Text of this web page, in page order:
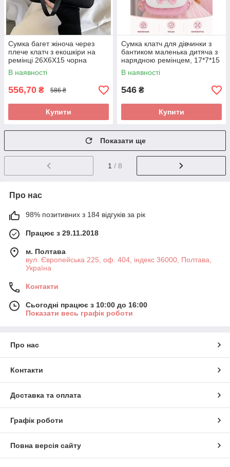
Сумка багет жіноча через
плече клатч з екошкіри на
ремінці 26X6X15 чорна
В наявності
556,70 ₴ 586 ₴
Купити
Сумка клатч для дівчинки з
бантиком маленька дитяча з
нарядною ремінцем, 17*7*15
см, рожева
В наявності
546 ₴
Купити
Показати ще
1 / 8
Про нас
98% позитивних з 184 відгуків за рік
Працює з 29.11.2018
м. Полтава
вул. Європейська 225, оф. 404, індекс 36000, Полтава,
Україна
Контакти
Сьогодні працює з 10:00 до 16:00
Показати весь графік роботи
Про нас
Контакти
Доставка та оплата
Графік роботи
Повна версія сайту